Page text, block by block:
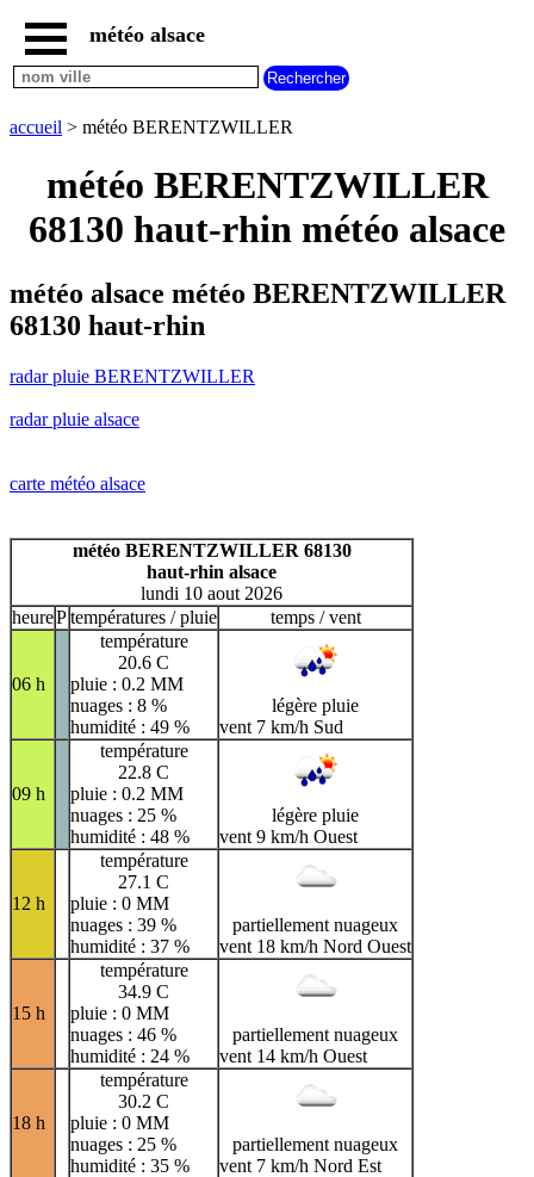
accueil
radar
BERENTZWILLER
météo
radar
alsace
carte
météo
météo
H
I J K L M
N
T
U
V
W X Y Z
météo alsace
accueil > météo BERENTZWILLER
météo BERENTZWILLER
68130 haut-rhin météo alsace
météo alsace météo BERENTZWILLER
68130 haut-rhin
radar pluie BERENTZWILLER
radar pluie alsace
carte météo alsace
météo BERENTZWILLER 68130
haut-rhin alsace
lundi 10 aout 2026
heurePtempératures / pluie temps / vent
06 h
température
20.6 C
pluie : 0.2 MM
nuages : 8 %
humidité : 49 %
légère pluie
vent 7 km/h Sud
09 h
température
22.8 C
pluie : 0.2 MM
nuages : 25 %
humidité : 48 %
légère pluie
vent 9 km/h Ouest
12 h
température
27.1 C
pluie : 0 MM
nuages : 39 %
humidité : 37 %
partiellement nuageux
vent 18 km/h Nord Ouest
15 h
température
34.9 C
pluie : 0 MM
nuages : 46 %
humidité : 24 %
partiellement nuageux
vent 14 km/h Ouest
18 h
température
30.2 C
pluie : 0 MM
nuages : 25 %
humidité : 35 %
partiellement nuageux
vent 7 km/h Nord Est